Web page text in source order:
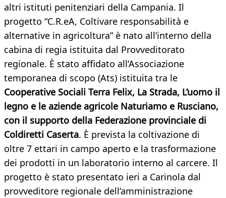
altri istituti penitenziari della Campania. Il
progetto “C.R.eA, Coltivare responsabilità e
alternative in agricoltura” è nato all’interno della
cabina di regia istituita dal Provveditorato
regionale. È stato affidato all’Associazione
temporanea di scopo (Ats) istituita tra le
Cooperative Sociali Terra Felix, La Strada, L’uomo il
legno e le aziende agricole Naturiamo e Rusciano,
con il supporto della Federazione provinciale di
Coldiretti Caserta. È prevista la coltivazione di
oltre 7 ettari in campo aperto e la trasformazione
dei prodotti in un laboratorio interno al carcere. Il
progetto è stato presentato ieri a Carinola dal
provveditore regionale dell’amministrazione